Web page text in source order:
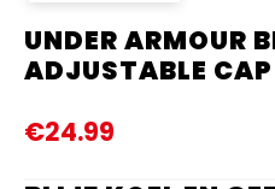
UNDER ARMOUR
ADJUSTABLE CAP
€24.99